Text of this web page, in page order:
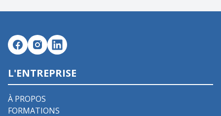
L'ENTREPRISE
À PROPOS
FORMATIONS